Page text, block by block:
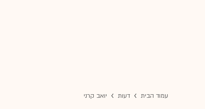
עמוד הבית דעות יואב קרני